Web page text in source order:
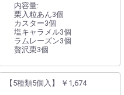
内容量:
栗入粒あん3個
カスター3個
塩キャラメル3個
ラムレーズン3個
贅沢栗3個
【5種類5個入】 ￥1,674